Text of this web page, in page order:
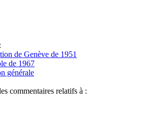
de Genève de 1951
de 1967
générale
commentaires relatifs à :